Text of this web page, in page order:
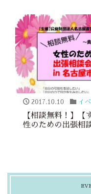
2017.10.10 イ
【相談無料！】【
性のための出張相